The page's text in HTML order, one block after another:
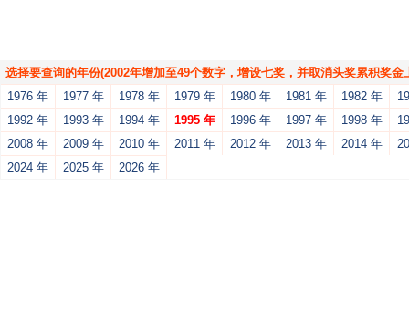
选择要查询的年份(2002年增加至49个数字，增设七奖，并取消头奖累积奖
1976 年
1977 年 1978 年 1979 年 1980 年 1981 年 1982 年
1992 年
1993 年 1994 年 1995 年 1996 年 1997 年 1998 年
2008 年
2009 年 2010 年 2011 年 2012 年 2013 年 2014 年
2024 年
2025 年 2026 年